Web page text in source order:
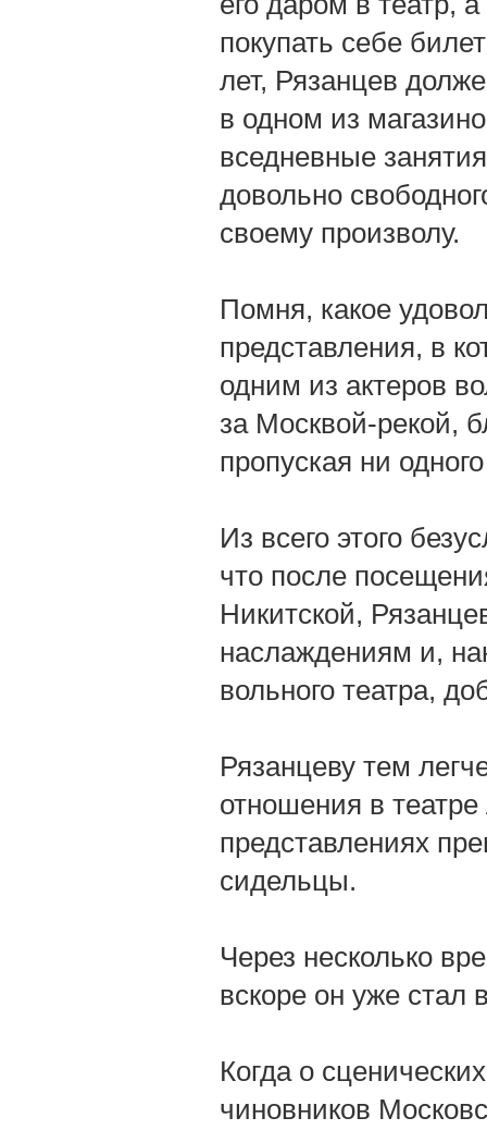
покупать себе
лет, Рязанцев
в одном из
вседневные
довольно
своему произволу.
Помня, какое
представления, в
одним из актеров
за Москвой-рекой,
пропуская ни
Из всего этого
что после
Никитской,
наслаждениям и,
вольного театра,
Рязанцеву тем
отношения в
представлениях
сидельцы.
Через несколько
вскоре он уже стал
Когда о
чиновников